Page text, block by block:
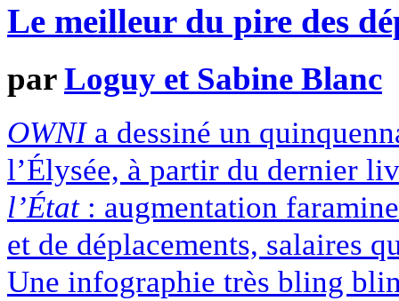
Le meilleur du pire des
parLoguy et Sabine Blanc
OWNIa dessiné un
l’Élysée, à partir du dernier
l’État: augmentation
et de déplacements, salaires
Une infographie très bling